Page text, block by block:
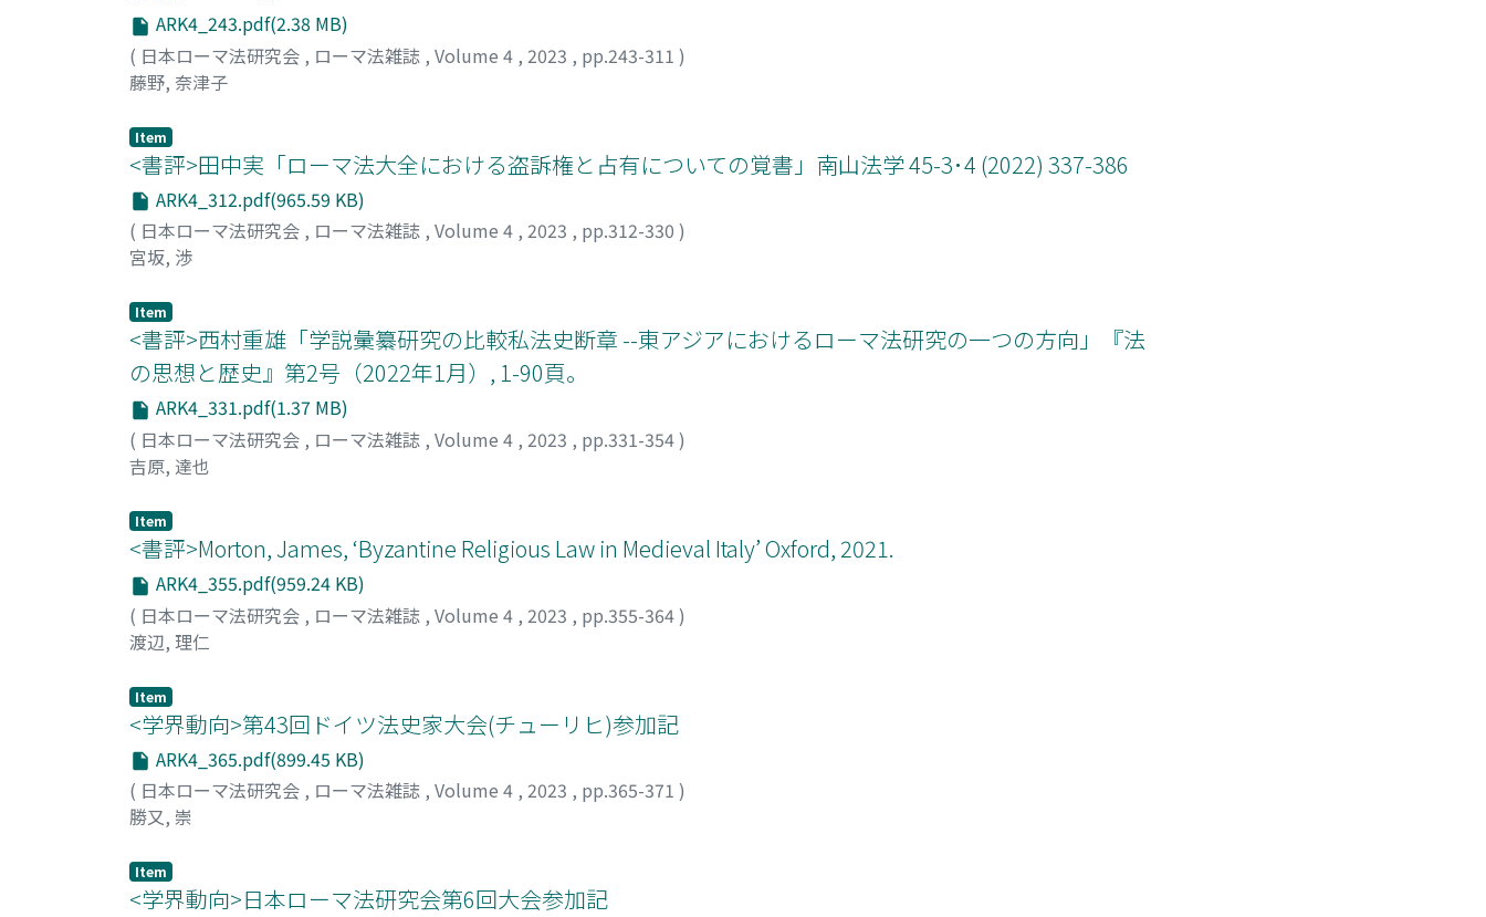
ARK4_243.pdf(2.38 MB)
( 日本ローマ法研究会 , ローマ法雑誌 , Volume 4 , 2023 , pp.243-311 )
藤野, 奈津子
Item
<書評>田中実「ローマ法大全における盗訴権と占有についての覚書」南山法学 45-3･4 (2022) 337-386
ARK4_312.pdf(965.59 KB)
( 日本ローマ法研究会 , ローマ法雑誌 , Volume 4 , 2023 , pp.312-330 )
宮坂, 渉
Item
<書評>西村重雄「学説彙纂研究の比較私法史断章 --東アジアにおけるローマ法研究の一つの方向」『法
の思想と歴史』第2号（2022年1月）, 1-90頁。
ARK4_331.pdf(1.37 MB)
( 日本ローマ法研究会 , ローマ法雑誌 , Volume 4 , 2023 , pp.331-354)
吉原, 達也
Item
<書評>Morton, James, ‘Byzantine Religious Law in Medieval Italy’ Oxford, 2021.
ARK4_355.pdf(959.24 KB)
( 日本ローマ法研究会 , ローマ法雑誌 , Volume 4 , 2023 , pp.355-364)
渡辺, 理仁
Item
<学界動向>第43回ドイツ法史家大会(チューリヒ)参加記
ARK4_365.pdf(899.45 KB)
( 日本ローマ法研究会 , ローマ法雑誌 , Volume 4 , 2023 , pp.365-371 )
勝又, 崇
Item
<学界動向>日本ローマ法研究会第6回大会参加記